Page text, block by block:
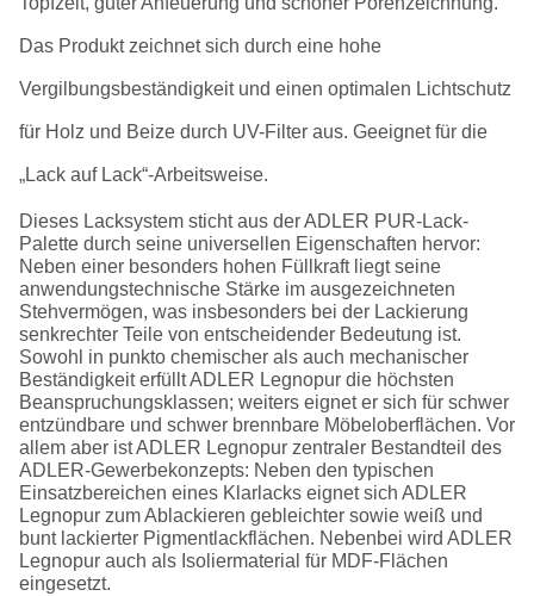
Das Produkt zeichnet sich durch eine hohe
Vergilbungsbeständigkeit und einen optimalen Lichtschutz
für Holz und Beize durch UV-Filter aus. Geeignet für die
„Lack auf Lack“-Arbeitsweise.
Dieses Lacksystem sticht aus der ADLER PUR-Lack-
Palette durch seine universellen Eigenschaften hervor:
Neben einer besonders hohen Füllkraft liegt seine
anwendungstechnische Stärke im ausgezeichneten
Stehvermögen, was insbesonders bei der Lackierung
senkrechter Teile von entscheidender Bedeutung ist.
Sowohl in punkto chemischer als auch mechanischer
Beständigkeit erfüllt ADLER Legnopur die höchsten
Beanspruchungsklassen; weiters eignet er sich für schwer
entzündbare und schwer brennbare Möbeloberflächen. Vor
allem aber ist ADLER Legnopur zentraler Bestandteil des
ADLER-Gewerbekonzepts: Neben den typischen
Einsatzbereichen eines Klarlacks eignet sich ADLER
Legnopur zum Ablackieren gebleichter sowie weiß und
bunt lackierter Pigmentlackflächen. Nebenbei wird ADLER
Legnopur auch als Isoliermaterial für MDF-Flächen
eingesetzt.